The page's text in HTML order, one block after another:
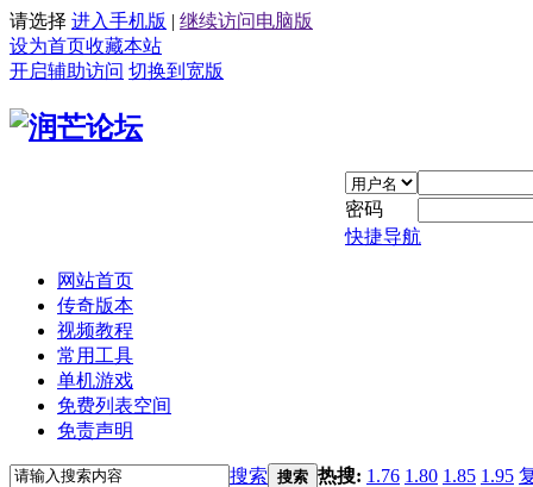
请选择 进入手机版 | 继续访问电脑版
设为首页收藏本站
开启辅助访问 切换到宽版
密码
快捷导航
网站首页
传奇版本
视频教程
常用工具
单机游戏
免费列表空间
免责声明
搜索 搜索 热搜: 1.76 1.80 1.85 1.95